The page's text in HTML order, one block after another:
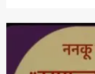
नाराज़
रसगुल्ला